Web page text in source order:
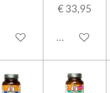
€ 33,95
In